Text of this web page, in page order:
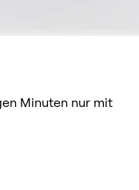
Minuten nur mit